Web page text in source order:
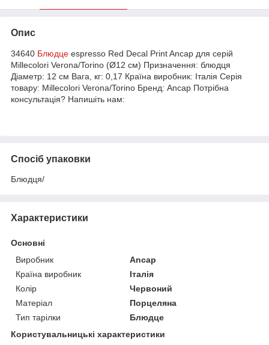
Опис
34640 Блюдце espresso Red Decal Print Ancap для серій
Millecolori Verona/Torino (Ø12 см) Призначення: блюдця
Діаметр: 12 см Вага, кг: 0,17 Країна виробник: Італія Серія
товару: Millecolori Verona/Torino Бренд: Ancap Потрібна
консультація? Напишіть нам:
Спосіб упаковки
Блюдця/
Характеристики
Основні
Виробник
Ancap
Країна виробник
Італія
Колір
Червоний
Матеріал
Порцеляна
Тип тарілки
Блюдце
Користувальницькі характеристики